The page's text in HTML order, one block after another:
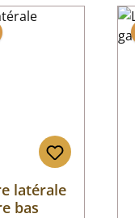
latérale
bas